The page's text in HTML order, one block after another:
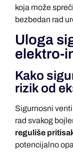
koja može
bezbedan rad
Uloga
elektro-
Kako
rizik od
Sigurnosni
rad svakog
reguliše
potencijalno